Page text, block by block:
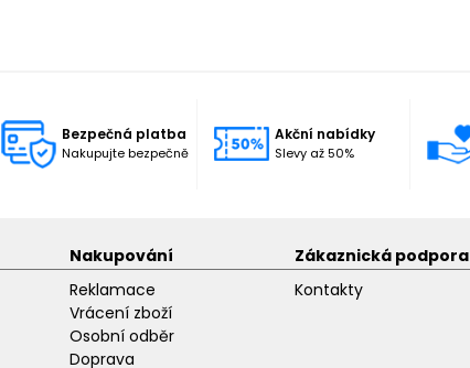
Bezpečná platba
Nakupujte bezpečně
Akční nabídky
Slevy až 50%
Nakupování
Reklamace
Vrácení zboží
Osobní odběr
Doprava
Zákaznická podpora
Kontakty